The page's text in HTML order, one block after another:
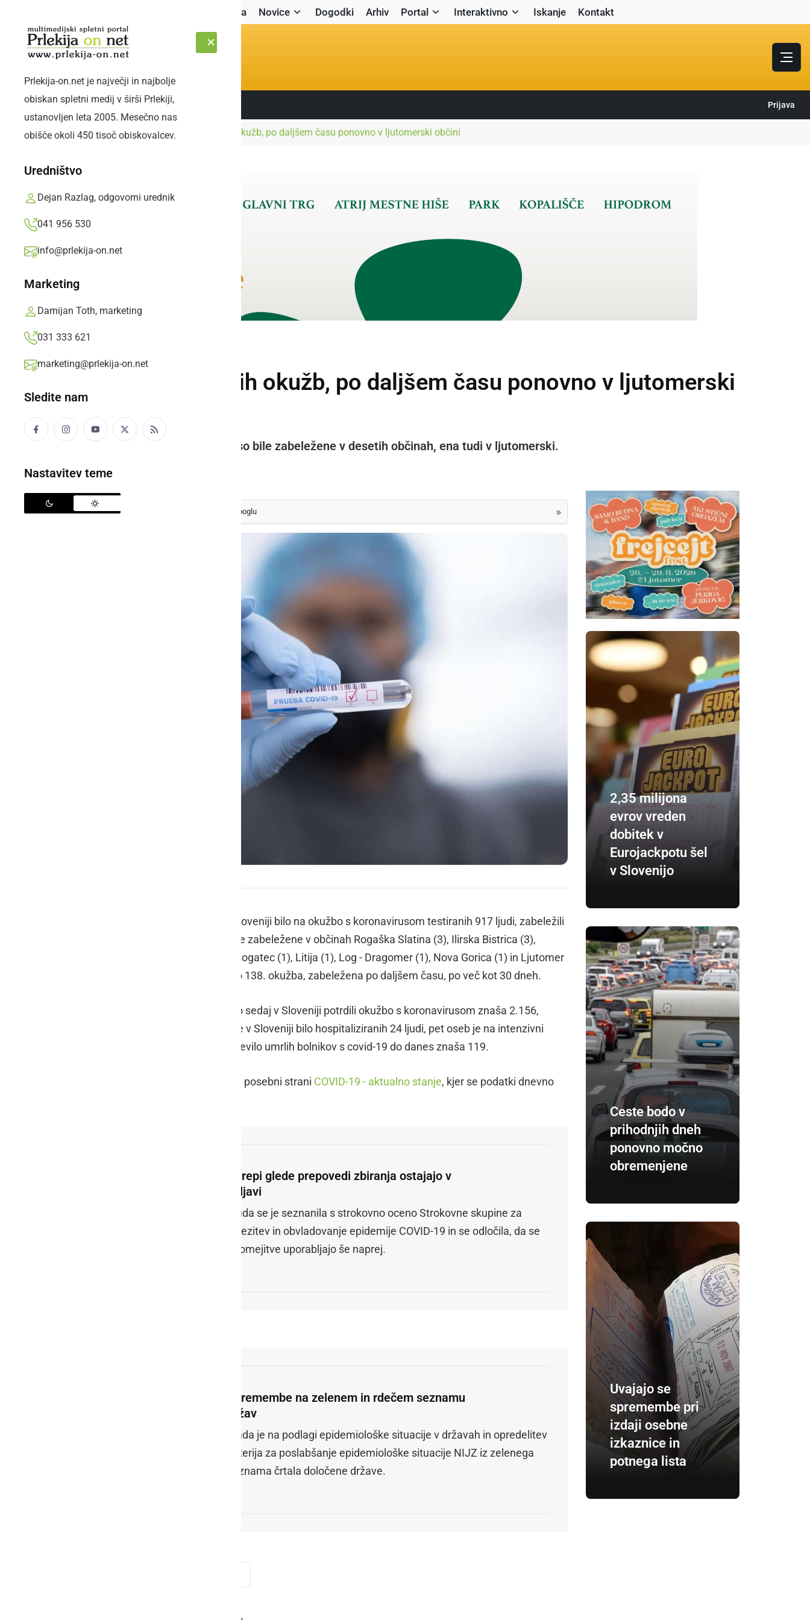
Naslovnica Novice Dogodki Arhiv Portal Interaktivno Iskanje Kontakt
PETEK, 7. AVGUST 2026 Sledite nam: Prijava
Prlekija-on.net je največji in najbolje
obiskan spletni medij v širši Prlekiji,
ustanovljen leta 2005. Mesečno nas
obišče okoli 450 tisoč obiskovalcev.
Uredništvo
Dejan Razlag, odgovorni urednik
041 956 530
info@prlekija-on.net
Marketing
Damijan Toth, marketing
031 333 621
marketing@prlekija-on.net
Sledite nam
Nastavitev teme
Naslovnica SlovenijaV četrtek 17 novih okužb, po daljšem času ponovno v ljutomerski občini
V četrtek 17 novih okužb, po daljšem času ponovno v ljutomerski
občini
Ena oseba je umrla, okužbe pa so bile zabeležene v desetih občinah, ena tudi v ljutomerski.
IzberitePrlekijo kot svoj prednostni vir na Googlu »
V četrtek, 30. julija do polnoči, je v Sloveniji bilo na okužbo s koronavirusom testiranih 917 ljudi, zabeležili
pa so 17 novih okužb. Okužbe so bile zabeležene v občinah Rogaška Slatina (3), Ilirska Bistrica (3),
Ribnica (3), Ljubljana (2), Kranj (1), Rogatec (1), Litija (1), Log - Dragomer (1), Nova Gorica (1) in Ljutomer
(1). V ljutomerski občini je to skupno 138. okužba, zabeležena po daljšem času, po več kot 30 dneh.
Skupno število ljudi, pri katerih so do sedaj v Sloveniji potrdili okužbo s koronavirusom znaša 2.156,
aktivnih primerov je 240. V četrtek je v Sloveniji bilo hospitaliziranih 24 ljudi, pet oseb je na intenzivni
negi, ena oseba je umrla. Skupno število umrlih bolnikov s covid-19 do danes znaša 119.
Aktualno stanje lahko spremljate na posebni strani COVID-19 - aktualno stanje, kjer se podatki dnevno
Ukrepi glede prepovedi zbiranja ostajajo v
veljavi
Vlada se je seznanila s strokovno oceno Strokovne skupine za
zajezitev in obvladovanje epidemije COVID-19 in se odločila, da se
te omejitve uporabljajo še naprej.
Spremembe na zelenem in rdečem seznamu
držav
Vlada je na podlagi epidemiološke situacije v državah in opredelitev
kriterija za poslabšanje epidemiološke situacije NIJZ iz zelenega
seznama črtala določene države.
2,35 milijona
evrov vreden
dobitek v
Eurojackpotu šel
v Slovenijo
Ceste bodo v
prihodnjih dneh
ponovno močno
obremenjene
Uvajajo se
spremembe pri
izdaji osebne
izkaznice in
potnega lista